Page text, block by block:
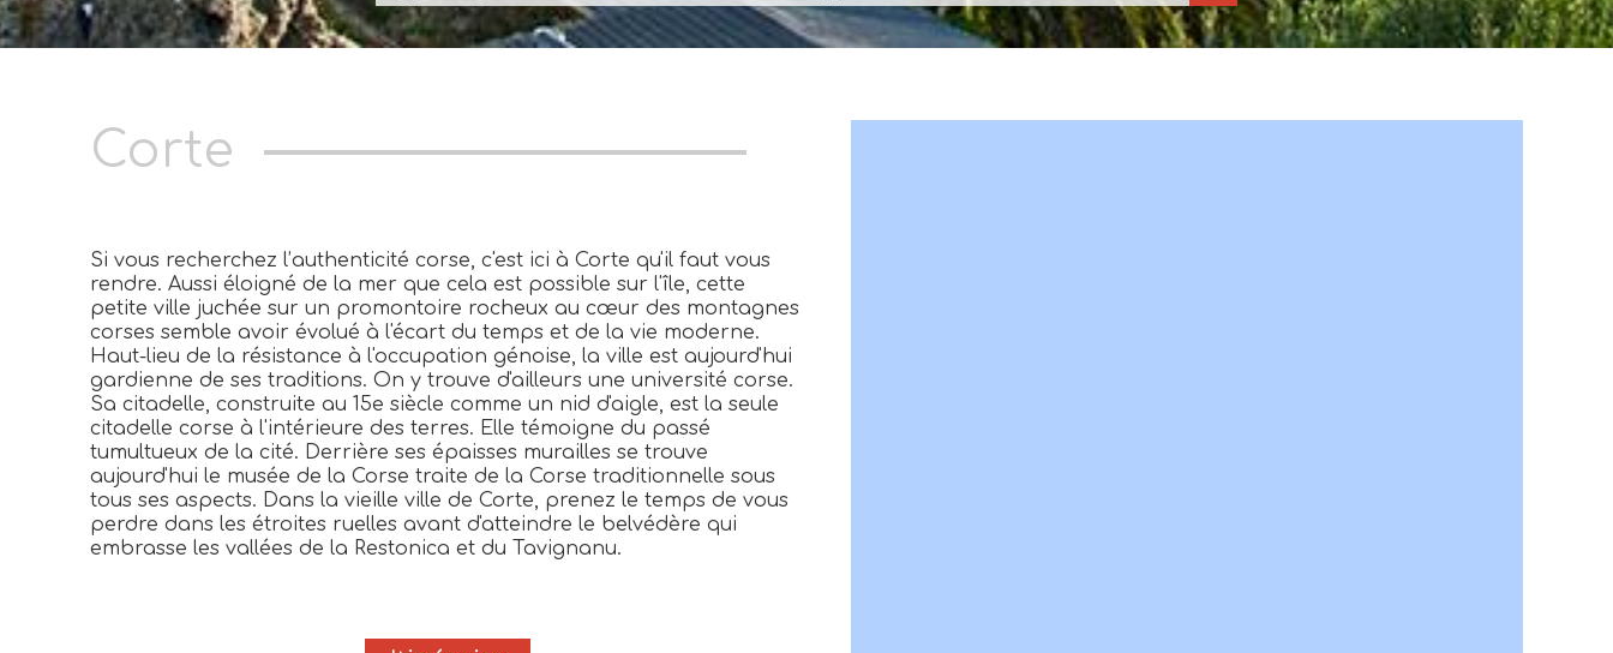
Corte
Si vous recherchez l’authenticité corse, c'est ici à Corte qu'il faut vous
rendre. Aussi éloigné de la mer que cela est possible sur l'île, cette
petite ville juchée sur un promontoire rocheux au cœur des montagnes
corses semble avoir évolué à l'écart du temps et de la vie moderne.
Haut-lieu de la résistance à l'occupation génoise, la ville est aujourd'hui
gardienne de ses traditions. On y trouve d'ailleurs une université corse.
Sa citadelle, construite au 15e siècle comme un nid d'aigle, est la seule
citadelle corse à l'intérieure des terres. Elle témoigne du passé
tumultueux de la cité. Derrière ses épaisses murailles se trouve
aujourd'hui le musée de la Corse traite de la Corse traditionnelle sous
tous ses aspects. Dans la vieille ville de Corte, prenez le temps de vous
perdre dans les étroites ruelles avant d'atteindre le belvédère qui
embrasse les vallées de la Restonica et du Tavignanu.